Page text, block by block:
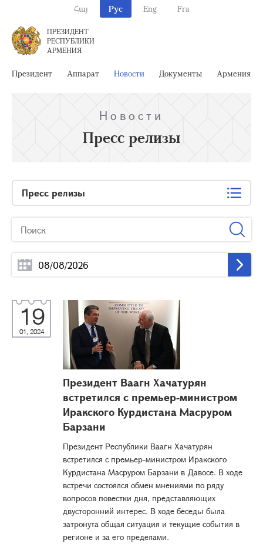
Հայ Рус Eng Fra
ПРЕЗИДЕНТ
РЕСПУБЛИКИ
АРМЕНИЯ
Президент Аппарат Новости Документы Армения
Новости
Пресс релизы
Пресс релизы
19
01, 2024
Президент Ваагн Хачатурян
встретился с премьер-министром
Иракского Курдистана Масруром
Барзани
Президент Республики Ваагн Хачатурян
встретился с премьер-министром Иракского
Курдистана Масруром Барзани в Давосе. В ходе
встречи состоялся обмен мнениями по ряду
вопросов повестки дня, представляющих
двусторонний интерес. В ходе беседы была
затронута общая ситуация и текущие события в
регионе и за его пределами.